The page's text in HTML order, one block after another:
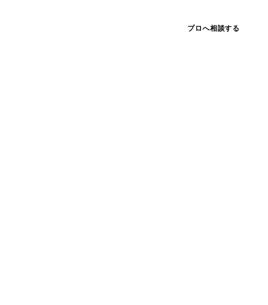
プロへ相談する